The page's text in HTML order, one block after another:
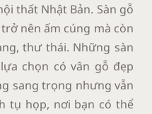
thất Nhật Bản. Sàn gỗ
nên ấm cúng mà còn
thư thái. Những sàn
chọn có vân gỗ đẹp
sang trọng nhưng vẫn
tụ họp, nơi bạn có thể